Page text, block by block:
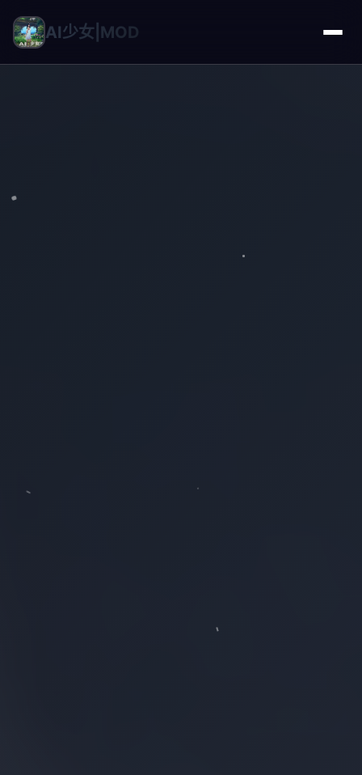
AI少女|MOD